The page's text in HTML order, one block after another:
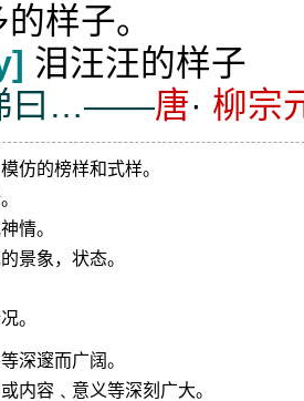
样子。
泪汪汪的样子
曰…——唐· 柳宗
仿的榜样和式样。
情。
景象，状态。
。
深邃而广阔。
内容﹑意义等深刻广大。